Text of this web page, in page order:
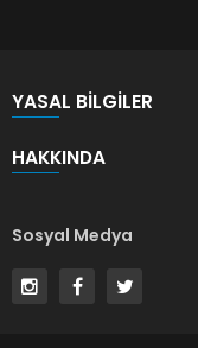
YASAL BILGILER
HAKKINDA
Sosyal Medya